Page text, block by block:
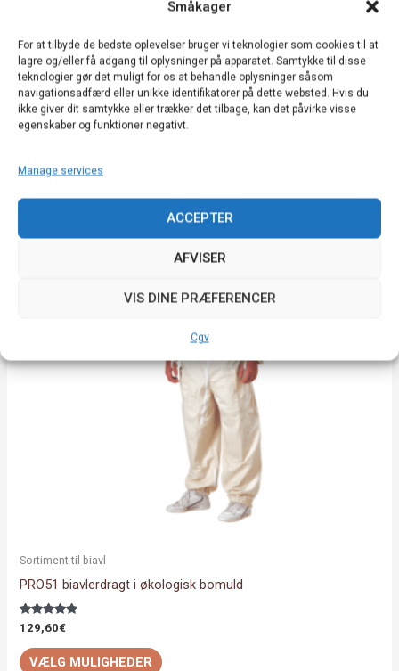
Småkager
For at tilbyde de bedste oplevelser bruger vi teknologier som cookies til at
lagre og/eller få adgang til oplysninger på apparatet. Samtykke til disse
teknologier gør det muligt for os at behandle oplysninger såsom
navigationsadfærd eller unikke identifikatorer på dette websted. Hvis du
ikke giver dit samtykke eller trækker det tilbage, kan det påvirke visse
egenskaber og funktioner negativt.
Manage services
ACCEPTER
AFVISER
VIS DINE PRÆFERENCER
Cgv
APIPROTEC 51 PRO biavlerdragt
Vurderet
5.00
ud af 5
118,80€
VÆLG MULIGHEDER
Sortiment til biavl
PRO51 biavlerdragt i økologisk bomuld
Vurderet
5.00
ud af 5
129,60€
VÆLG MULIGHEDER
Dette
vare
har
flere
varianter.
vælges
på
varesiden